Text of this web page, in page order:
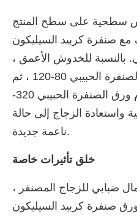
سطحية على سطح المنتج
مع صنفرة كربيد السيليكون
بالنسبة للخدوش الأعمق ،
يوصى أولاً بطحن ورق الصنفرة الحبيبي 80-120 ، ثم
المعالجة التدريجية باستخدام ورق الصنفرة الحبيبي 320-
واستعادة الزجاج إلى حالة
ناعمة جديدة.
خلق تأثيرات خاصة
ضبابي للزجاج المصنفر ،
صنفرة كربيد السيليكون